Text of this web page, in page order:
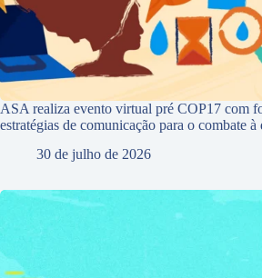
ASA realiza evento virtual pré COP17 com
estratégias de comunicação para o combate à
30 de julho de 2026